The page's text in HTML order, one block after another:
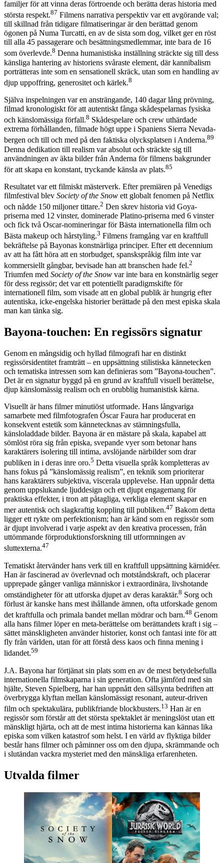
familjer för att vinna deras förtroende och berätta deras historia med
största respekt.87 Filmens narrativa perspektiv var ett avgörande val;
till skillnad från tidigare filmatiseringar är den berättad genom
ögonen på Numa Turcatti, en av de sista som dog, vilket ger en röst
till alla 45 passagerare och besättningsmedlemmar, inte bara de 16
som överlevde.8 Denna humanistiska inställning sträckte sig till dess
känsliga hantering av historiens svåraste element, där kannibalism
porträtteras inte som en sensationell skräck, utan som en handling av
djup uppoffring, generositet och kärlek.8
Själva inspelningen var en ansträngande, 140 dagar lång prövning,
filmad kronologiskt för att autentiskt fånga skådespelarnas fysiska
och känslomässiga förfall.8 Skådespelare och crew uthärdade
extrema förhållanden, filmade högt uppe i Spaniens Sierra Nevada-
bergen och till och med på den faktiska olycksplatsen i Anderna.89
Denna dedikation till realism var absolut och sträckte sig till
användningen av äkta bilder från Anderna för filmens bakgrunder
för att skapa en konstant, tryckande känsla av plats.85
Resultatet var ett filmiskt mästerverk. Efter premiären på Venedigs
filmfestival blev Society of the Snow ett globalt fenomen på Netflix
och nådde 150 miljoner tittare.2 Den skrev historia vid Goya-
priserna med 12 vinster, dominerade Platino-priserna med 6 vinster
och fick två Oscar-nomineringar för Bästa internationella film och
Bästa makeup och hårstyling.3 Filmens framgång var en kraftfull
bekräftelse på Bayonas konstnärliga principer. Efter ett decennium
av att ha fått höra att en storbudget, spanskspråkig film inte var
kommersiellt gångbar, bevisade han att branschen hade fel.2
Triumfen med Society of the Snow var inte bara en konstnärlig seger
för dess regissör; det var ett potentiellt paradigmskifte för
internationell film, som visade att en global publik är hungrig efter
autentiska, icke-engelska historier berättade på den mest episka skala
man kan tänka sig.
Bayona-touchen: En regissörs signatur
Genom en mångsidig och hyllad filmografi har en distinkt
regissörsidentitet framträtt – en uppsättning stilistiska kännetecken
och tematiska intressen som kan definieras som ”Bayona-touchen”.
Det är en signatur byggd på en grund av kraftfull visuell berättelse,
djup känslomässig realism och en orubblig humanistisk kärna.
Visuellt är hans filmer minutiöst utformade. Hans långvariga
samarbete med filmfotografen Óscar Faura har producerat en
konsekvent estetik som kännetecknas av stämningsfulla,
känsloladdade bilder. Bayona är en mästare på skala, kapabel att
sömlöst röra sig från episka, svepande vyer som betonar hans
karaktärers isolering till intima, avslöjande närbilder som drar
publiken in i deras inre oro.5 Detta visuella språk kompletteras av
hans fokus på ”känslomässig realism”, en teknik som prioriterar
hans karaktärers subjektiva, viscerala upplevelse. Han uppnår detta
genom uppslukande ljuddesign och ett djupt engagemang för
praktiska effekter, i tron att påtagliga, verkliga element skapar en
mer autentisk och slagkraftig koppling till publiken.47 Bakom detta
ligger ett rykte om perfektionism; han är känd som en regissör som
är djupt involverad i varje aspekt av den kreativa processen, från
uttömmande förproduktionsforskning till utformningen av
sluttexterna.47
Tematiskt återvänder hans verk till en kraftfull uppsättning kärnidéer.
Han är fascinerad av överlevnad och motståndskraft, och placerar
upprepade gånger vanliga människor i extraordinära, livshotande
omständigheter för att utforska djupet av deras karaktär.8 Sorg och
förlust är kanske hans mest ihållande ämnen, ofta utforskade genom
det kraftfulla och primala bandet mellan mödrar och barn.48 Genom
alla hans filmer löper en meta-berättelse om berättandets kraft i sig –
sättet mänskligheten använder historier, konst och fantasi inte för att
fly från världen, utan för att förstå dess kaos och finna mening i
lidandet.59
J.A. Bayona har förtjänat sin plats som en av de mest betydelsefulla
internationella filmskaparna i sin generation. Ofta jämförd med sin
hjälte, Steven Spielberg, har han uppnått den sällsynta bedriften att
överbrygga klyftan mellan känslomässigt resonant, auteur-driven
film och spektakulära, publikfriande blockbusters.13 Han är en
regissör som förstår att det största spektaklet är meningslöst utan ett
mänskligt hjärta, och att de mest intima historierna kan kännas lika
episka som vilken katastrof som helst. I en värld av flyktiga bilder
består hans filmer och påminner oss om den djupa, skrämmande och
i slutändan vackra mysteriet med den mänskliga erfarenheten.
Utvalda filmer